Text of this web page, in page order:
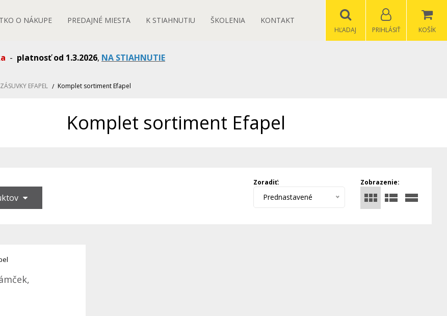
O NÁKUPE PREDAJNÉ MIESTA K STIAHNUTIU ŠKOLENIA KONTAKT
KOŠÍK
PRIHLÁSIŤ
HĽADAJ
- platnosť od 1.3.2026, NA STIAHNUTIE
EFAPEL Komplet sortiment Efapel
Komplet sortiment Efapel
Zobrazenie:
Zoradiť:
Prednastavené